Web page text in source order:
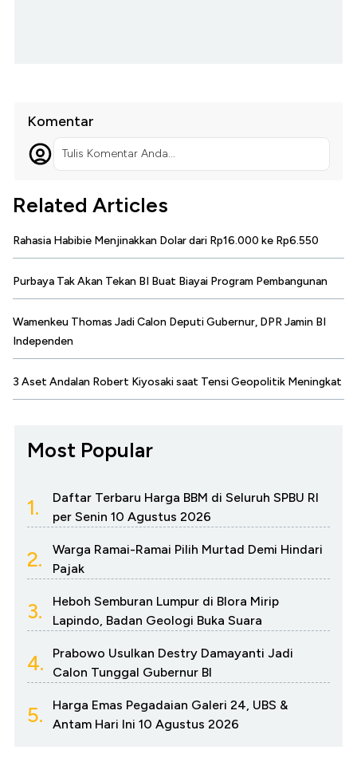
Komentar
Tulis Komentar Anda...
Related Articles
Rahasia Habibie Menjinakkan Dolar dari Rp16.000 ke Rp6.550
Purbaya Tak Akan Tekan BI Buat Biayai Program Pembangunan
Wamenkeu Thomas Jadi Calon Deputi Gubernur, DPR Jamin BI
Independen
3 Aset Andalan Robert Kiyosaki saat Tensi Geopolitik Meningkat
Most Popular
1.
Daftar Terbaru Harga BBM di Seluruh SPBU RI
per Senin 10 Agustus 2026
2.
Warga Ramai-Ramai Pilih Murtad Demi Hindari
Pajak
3.
Heboh Semburan Lumpur di Blora Mirip
Lapindo, Badan Geologi Buka Suara
4.
Prabowo Usulkan Destry Damayanti Jadi
Calon Tunggal Gubernur BI
5.
Harga Emas Pegadaian Galeri 24, UBS &
Antam Hari Ini 10 Agustus 2026